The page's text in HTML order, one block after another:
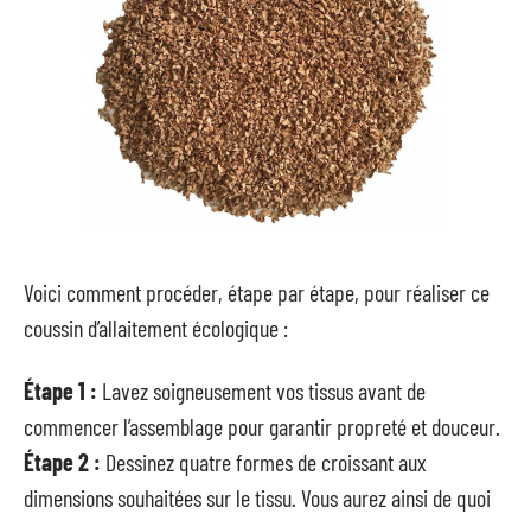
Voici comment procéder, étape par étape, pour réaliser ce
coussin d’allaitement écologique :
Étape 1 : Lavez soigneusement vos tissus avant de
commencer l’assemblage pour garantir propreté et douceur.
Étape 2 : Dessinez quatre formes de croissant aux
dimensions souhaitées sur le tissu. Vous aurez ainsi de quoi